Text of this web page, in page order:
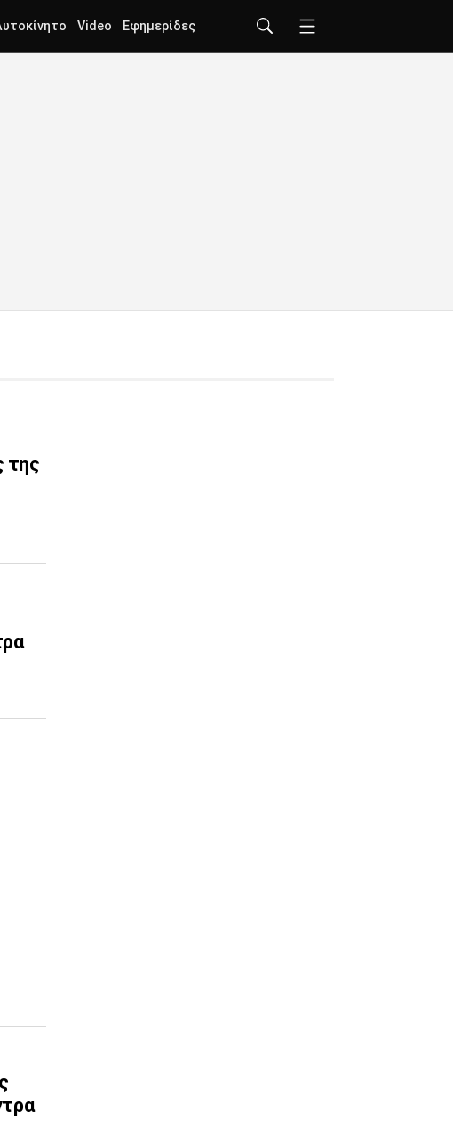
Video Εφημερίδες
της